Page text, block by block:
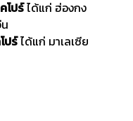
ปร์ได้แก่ ฮ่องกง
ปร์ได้แก่ มาเลเซีย